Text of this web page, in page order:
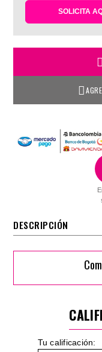
SOLICITA
DESCRIPCIÓN
Tu calificación: